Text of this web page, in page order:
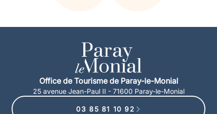
Office de Tourisme de Paray-le-Monial
25 avenue Jean-Paul II - 71600 Paray-le-Monial
03 85 81 10 92